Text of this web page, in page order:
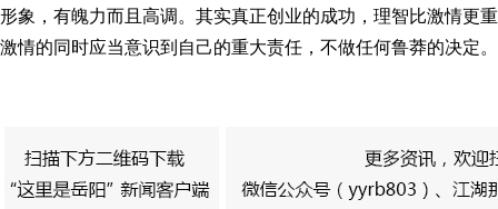
形象，有魄力而且高调。其实真正创业的成功，理智比激情更
激情的同时应当意识到自己的重大责任，不做任何鲁莽的决定。